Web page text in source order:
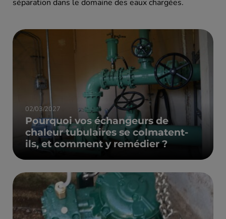
séparation dans le domaine des eaux chargées.
02/03/2027
Pourquoi vos échangeurs de
chaleur tubulaires se colmatent-
ils, et comment y remédier ?